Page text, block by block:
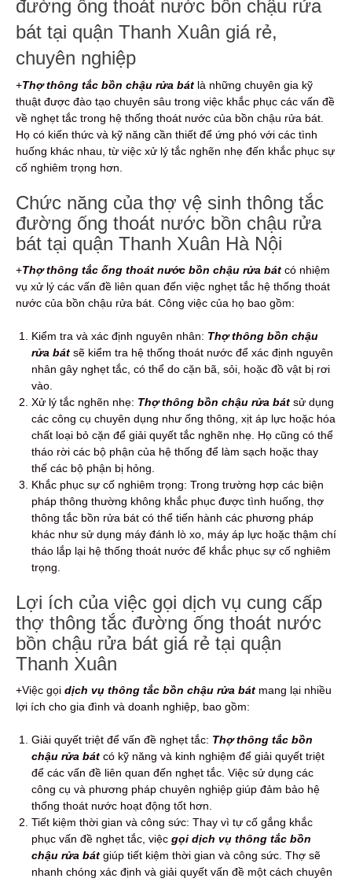
đường ống thoát nước bồn chậu rửa
bát tại quận Thanh Xuân giá rẻ,
chuyên nghiệp
+Thợ thông tắc bồn chậu rửa bát là những chuyên gia kỹ
thuật được đào tạo chuyên sâu trong việc khắc phục các vấn đề
về nghẹt tắc trong hệ thống thoát nước của bồn chậu rửa bát.
Họ có kiến thức và kỹ năng cần thiết để ứng phó với các tình
huống khác nhau, từ việc xử lý tắc nghẽn nhẹ đến khắc phục sự
cố nghiêm trọng hơn.
Chức năng của thợ vệ sinh thông tắc
đường ống thoát nước bồn chậu rửa
bát tại quận Thanh Xuân Hà Nội
+Thợ thông tắc ống thoát nước bồn chậu rửa bát có nhiệm
vụ xử lý các vấn đề liên quan đến việc nghẹt tắc hệ thống thoát
nước của bồn chậu rửa bát. Công việc của họ bao gồm:
Kiểm tra và xác định nguyên nhân: Thợ thông bồn chậu
rửa bát sẽ kiểm tra hệ thống thoát nước để xác định nguyên
nhân gây nghẹt tắc, có thể do cặn bã, sỏi, hoặc đồ vật bị rơi
vào.
Xử lý tắc nghẽn nhẹ: Thợ thông bồn chậu rửa bát sử dụng
các công cụ chuyên dụng như ống thông, xịt áp lực hoặc hóa
chất loại bỏ cặn để giải quyết tắc nghẽn nhẹ. Họ cũng có thể
tháo rời các bộ phận của hệ thống để làm sạch hoặc thay
thế các bộ phận bị hỏng.
Khắc phục sự cố nghiêm trọng: Trong trường hợp các biện
pháp thông thường không khắc phục được tình huống, thợ
thông tắc bồn rửa bát có thể tiến hành các phương pháp
khác như sử dụng máy đánh lò xo, máy áp lực hoặc thậm chí
tháo lắp lại hệ thống thoát nước để khắc phục sự cố nghiêm
trọng.
Lợi ích của việc gọi dịch vụ cung cấp
thợ thông tắc đường ống thoát nước
bồn chậu rửa bát giá rẻ tại quận
Thanh Xuân
+Việc gọi dịch vụ thông tắc bồn chậu rửa bát mang lại nhiều
lợi ích cho gia đình và doanh nghiệp, bao gồm:
Giải quyết triệt để vấn đề nghẹt tắc: Thợ thông tắc bồn
chậu rửa bát có kỹ năng và kinh nghiệm để giải quyết triệt
để các vấn đề liên quan đến nghẹt tắc. Việc sử dụng các
công cụ và phương pháp chuyên nghiệp giúp đảm bảo hệ
thống thoát nước hoạt động tốt hơn.
Tiết kiệm thời gian và công sức: Thay vì tự cố gắng khắc
phục vấn đề nghẹt tắc, việc gọi dịch vụ thông tắc bồn
chậu rửa bát giúp tiết kiệm thời gian và công sức. Thợ sẽ
nhanh chóng xác định và giải quyết vấn đề một cách chuyên